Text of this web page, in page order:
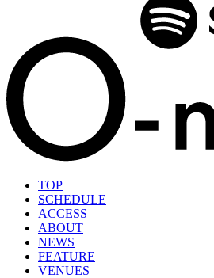
TOP
SCHEDULE
ACCESS
ABOUT
NEWS
FEATURE
VENUES